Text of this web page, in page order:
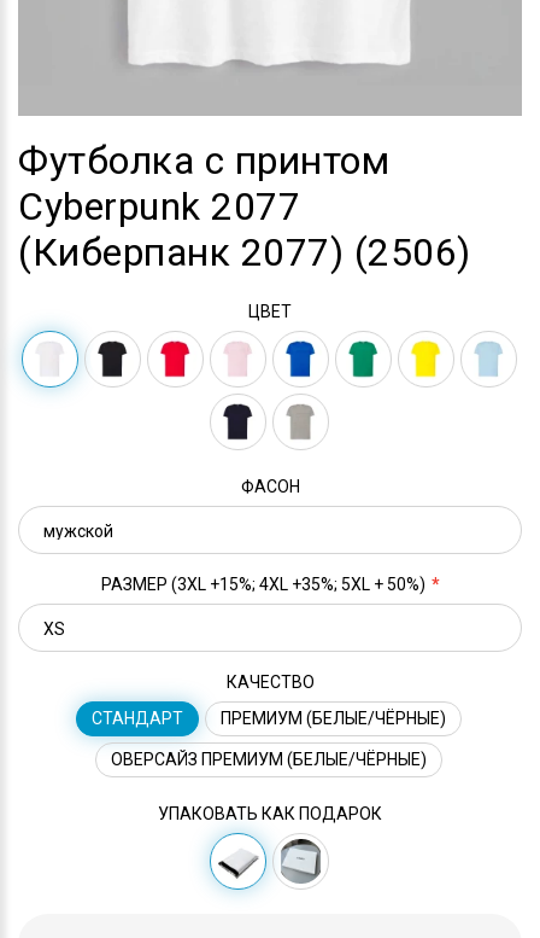
Футболка с принтом
Cyberpunk 2077
(Киберпанк 2077) (2506)
ЦВЕТ
ФАСОН
РАЗМЕР (3XL +15%; 4XL +35%; 5XL + 50%)
КАЧЕСТВО
СТАНДАРТ
ПРЕМИУМ (БЕЛЫЕ/ЧЁРНЫЕ)
ОВЕРСАЙЗ ПРЕМИУМ (БЕЛЫЕ/ЧЁРНЫЕ)
УПАКОВАТЬ КАК ПОДАРОК